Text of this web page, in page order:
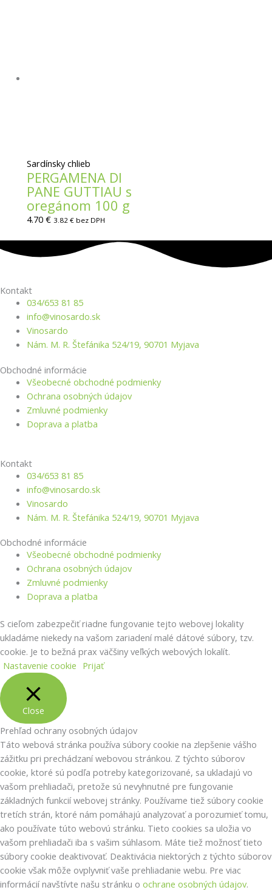
Sardínsky chlieb
PERGAMENA DI
PANE GUTTIAU s
oregánom 100 g
4.70 € 3.82 €bez DPH
Kontakt
034/653 81 85
info@vino­sardo.sk
Vinosardo
Nám. M. R. Štefánika 524/19, 90701 Myjava
Obchodné informácie
Všeobecné obchodné podmienky
Ochrana osobných údajov
Zmluvné podmienky
Doprava a platba
Kontakt
034/653 81 85
info@vino­sardo.sk
Vinosardo
Nám. M. R. Štefánika 524/19, 90701 Myjava
Obchodné informácie
Všeobecné obchodné podmienky
Ochrana osobných údajov
Zmluvné podmienky
Doprava a platba
S cieľom zabezpečiť riadne fungovanie tejto webovej lokality
ukladáme niekedy na vašom zariadení malé dátové súbory, tzv.
cookie. Je to bežná prax väčšiny veľkých webových lokalít.
Nastavenie cookie Prijať
Close
Prehľad ochrany osobných údajov
Táto webová stránka používa súbory cookie na zlepšenie vášho
zážitku pri prechádzaní webovou stránkou. Z týchto súborov
cookie, ktoré sú podľa potreby kategorizované, sa ukladajú vo
vašom prehliadači, pretože sú nevyhnutné pre fungovanie
základných funkcií webovej stránky. Používame tiež súbory cookie
tretích strán, ktoré nám pomáhajú analyzovať a porozumieť tomu,
ako používate túto webovú stránku. Tieto cookies sa uložia vo
vašom prehliadači iba s vašim súhlasom. Máte tiež možnosť tieto
súbory cookie deaktivovať. Deaktivácia niektorých z týchto súborov
cookie však môže ovplyvniť vaše prehliadanie webu. Pre viac
informácií navštívte našu stránku o ochrane osobných údajov.